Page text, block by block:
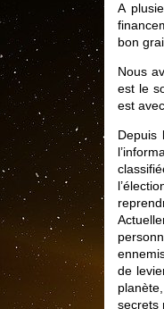
A
bon
Nous
est le
est
Depuis
de
secrets